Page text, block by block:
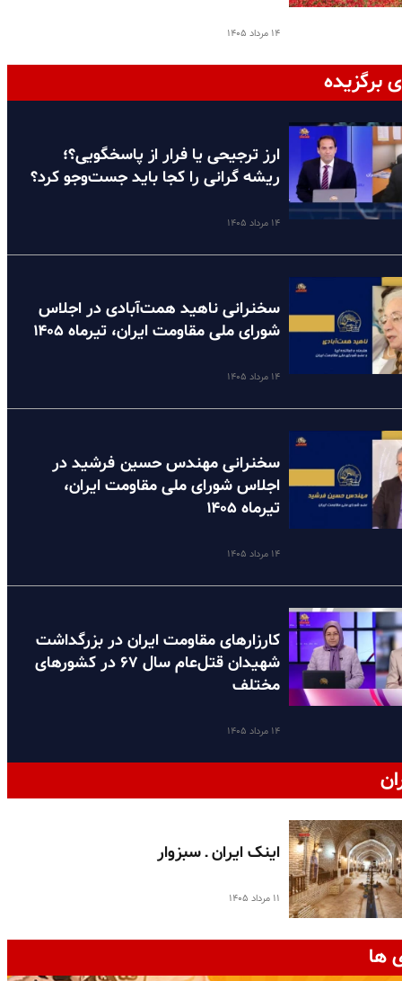
۱۴ مرداد ۱۴۰۵
برگزیده
ارز ترجیحی یا فرار از پاسخگویی؟؛
ریشه گرانی را کجا باید جست‌وجو کرد؟
۱۴ مرداد ۱۴۰۵
سخنرانی ناهید همت‌آبادی در اجلاس
شورای ملی مقاومت ایران، تیرماه ۱۴۰۵
۱۴ مرداد ۱۴۰۵
سخنرانی مهندس حسین فرشید در
اجلاس شورای ملی مقاومت ایران،
تیرماه ۱۴۰۵
۱۴ مرداد ۱۴۰۵
کارزارهای مقاومت ایران در بزرگداشت
شهیدان قتل‌عام سال ۶۷ در کشورهای
مختلف
۱۴ مرداد ۱۴۰۵
اینک ایران ـ سبزوار
۱۱ مرداد ۱۴۰۵
ها